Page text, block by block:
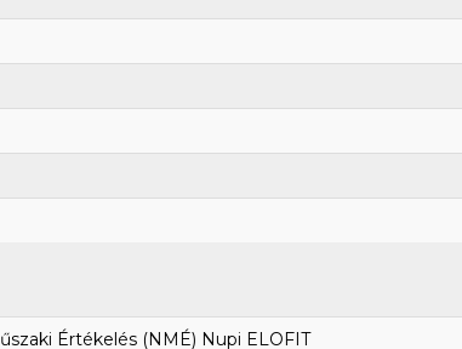
Értékelés (NMÉ) Nupi ELOFIT